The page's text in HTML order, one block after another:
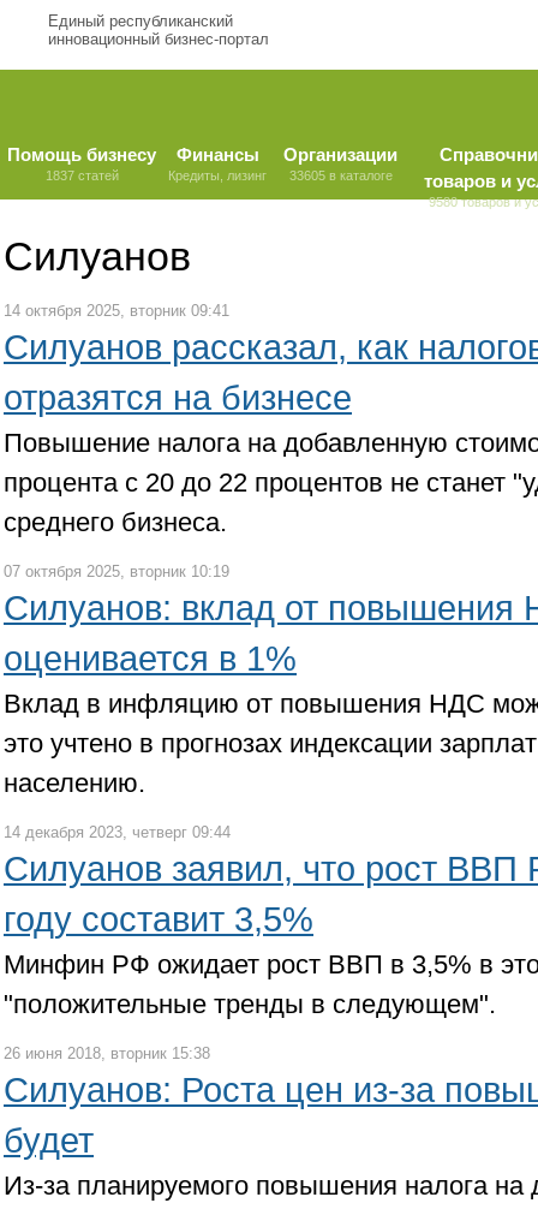
Единый республиканский
инновационный бизнес-портал
Помощь бизнесу
1837 статей
Финансы
Кредиты, лизинг
Организации
33605 в каталоге
товаров и
9580 товаров и
Силуанов
14 октября 2025, вторник 09:41
Силуанов рассказал, как
отразятся на бизнесе
Повышение налога на добавленную
процента с 20 до 22 процентов не станет
среднего бизнеса.
07 октября 2025, вторник 10:19
Силуанов: вклад от
оценивается в 1%
Вклад в инфляцию от повышения НДС
это учтено в прогнозах индексации
населению.
14 декабря 2023, четверг 09:44
Силуанов заявил, что рост ВВП
году составит 3,5%
Минфин РФ ожидает рост ВВП в 3,5% в
"положительные тренды в следующем".
26 июня 2018, вторник 15:38
Силуанов: Роста цен из-за
будет
Из-за планируемого повышения налога на